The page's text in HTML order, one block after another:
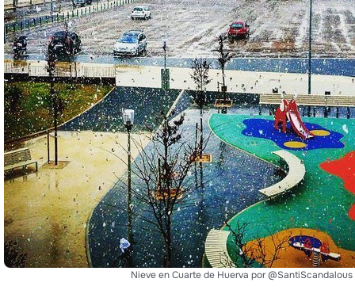
Nieve en Cuarte de Huerva por @SantiScandalous